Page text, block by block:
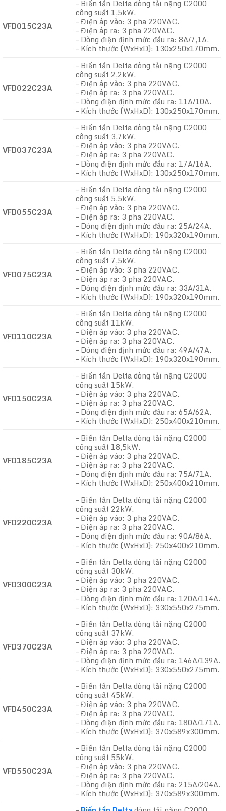
VFD015C23A
– Biến tần Delta dòng tải nặng C2000
công suất 1,5kW.
– Điện áp vào: 3 pha 220VAC.
– Điện áp ra: 3 pha 220VAC.
– Dòng điện định mức đầu ra: 8A/7,1A.
– Kích thước (WxHxD): 130x250x170mm.
VFD022C23A
– Biến tần Delta dòng tải nặng C2000
công suất 2,2kW.
– Điện áp vào: 3 pha 220VAC.
– Điện áp ra: 3 pha 220VAC.
– Dòng điện định mức đầu ra: 11A/10A.
– Kích thước (WxHxD): 130x250x170mm.
VFD037C23A
– Biến tần Delta dòng tải nặng C2000
công suất 3,7kW.
– Điện áp vào: 3 pha 220VAC.
– Điện áp ra: 3 pha 220VAC.
– Dòng điện định mức đầu ra: 17A/16A.
– Kích thước (WxHxD): 130x250x170mm.
VFD055C23A
– Biến tần Delta dòng tải nặng C2000
công suất 5,5kW.
– Điện áp vào: 3 pha 220VAC.
– Điện áp ra: 3 pha 220VAC.
– Dòng điện định mức đầu ra: 25A/24A.
– Kích thước (WxHxD): 190x320x190mm.
VFD075C23A
– Biến tần Delta dòng tải nặng C2000
công suất 7,5kW.
– Điện áp vào: 3 pha 220VAC.
– Điện áp ra: 3 pha 220VAC.
– Dòng điện định mức đầu ra: 33A/31A.
– Kích thước (WxHxD): 190x320x190mm.
VFD110C23A
– Biến tần Delta dòng tải nặng C2000
công suất 11kW.
– Điện áp vào: 3 pha 220VAC.
– Điện áp ra: 3 pha 220VAC.
– Dòng điện định mức đầu ra: 49A/47A.
– Kích thước (WxHxD): 190x320x190mm.
VFD150C23A
– Biến tần Delta dòng tải nặng C2000
công suất 15kW.
– Điện áp vào: 3 pha 220VAC.
– Điện áp ra: 3 pha 220VAC.
– Dòng điện định mức đầu ra: 65A/62A.
– Kích thước (WxHxD): 250x400x210mm.
VFD185C23A
– Biến tần Delta dòng tải nặng C2000
công suất 18,5kW.
– Điện áp vào: 3 pha 220VAC.
– Điện áp ra: 3 pha 220VAC.
– Dòng điện định mức đầu ra: 75A/71A.
– Kích thước (WxHxD): 250x400x210mm.
VFD220C23A
– Biến tần Delta dòng tải nặng C2000
công suất 22kW.
– Điện áp vào: 3 pha 220VAC.
– Điện áp ra: 3 pha 220VAC.
– Dòng điện định mức đầu ra: 90A/86A.
– Kích thước (WxHxD): 250x400x210mm.
VFD300C23A
– Biến tần Delta dòng tải nặng C2000
công suất 30kW.
– Điện áp vào: 3 pha 220VAC.
– Điện áp ra: 3 pha 220VAC.
– Dòng điện định mức đầu ra: 120A/114A.
– Kích thước (WxHxD): 330x550x275mm.
VFD370C23A
– Biến tần Delta dòng tải nặng C2000
công suất 37kW.
– Điện áp vào: 3 pha 220VAC.
– Điện áp ra: 3 pha 220VAC.
– Dòng điện định mức đầu ra: 146A/139A.
– Kích thước (WxHxD): 330x550x275mm.
VFD450C23A
– Biến tần Delta dòng tải nặng C2000
công suất 45kW.
– Điện áp vào: 3 pha 220VAC.
– Điện áp ra: 3 pha 220VAC.
– Dòng điện định mức đầu ra: 180A/171A.
– Kích thước (WxHxD): 370x589x300mm.
VFD550C23A
– Biến tần Delta dòng tải nặng C2000
công suất 55kW.
– Điện áp vào: 3 pha 220VAC.
– Điện áp ra: 3 pha 220VAC.
– Dòng điện định mức đầu ra: 215A/204A.
– Kích thước (WxHxD): 370x589x300mm.